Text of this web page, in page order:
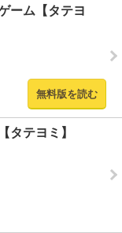
ーム【タテヨ
無料版を読む
タテヨミ】